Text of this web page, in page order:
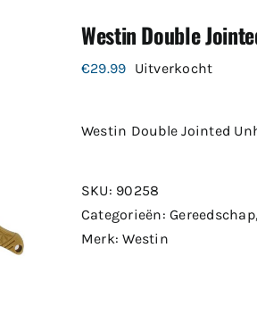
Westin Double
€29.99 Uitverkocht
Westin Double Jointed
SKU: 90258
Categorieën:Gereedschap,
Merk:Westin